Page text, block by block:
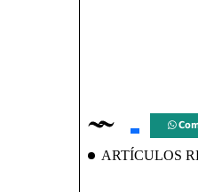
ARTÍCULOS